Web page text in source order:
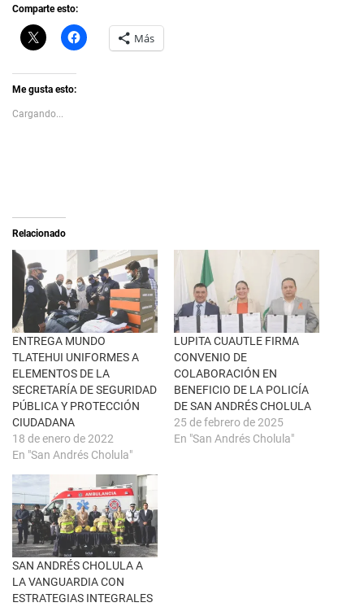
Comparte esto:
C
l
k
t
s
h
e
b
e
n
u
n
a
v
e
n
t
a
n
a
n
u
e
v
a
H
a
e
a
c
e
b
o
o
k
(
S
e
a
b
r
n
u
n
e
n
t
a
n
a
n
u
e
v
a
Más
Me gusta esto:
Cargando...
Relacionado
ENTREGA MUNDO
TLATEHUI UNIFORMES A
ELEMENTOS DE LA
SECRETARÍA DE SEGURIDAD
PÚBLICA Y PROTECCIÓN
CIUDADANA
18 de enero de 2022
En "San Andrés Cholula"
LUPITA CUAUTLE FIRMA
CONVENIO DE
COLABORACIÓN EN
BENEFICIO DE LA POLICÍA
DE SAN ANDRÉS CHOLULA
25 de febrero de 2025
En "San Andrés Cholula"
SAN ANDRÉS CHOLULA A
LA VANGUARDIA CON
ESTRATEGIAS INTEGRALES